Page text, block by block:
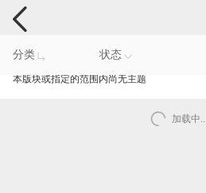
手机反馈
分类 状态
本版块或指定的范围内尚无主题
加载中..